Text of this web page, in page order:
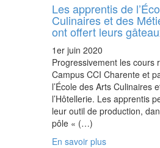
Les apprentis de
Culinaires et des
ont offert leurs
1er juin 2020
Progressivement les cours
Campus CCI Charente et
l’École des Arts Culinaires
l’Hôtellerie. Les apprentis
leur outil de production,
pôle « (…)
En savoir plus